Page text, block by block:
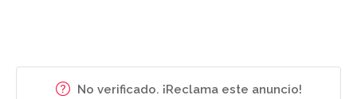
No verificado. ¡Reclama este anuncio!